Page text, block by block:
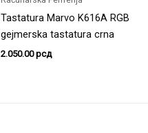
Tastatura Marvo K616A RGB
gejmerska tastatura crna
2.050.00рсд